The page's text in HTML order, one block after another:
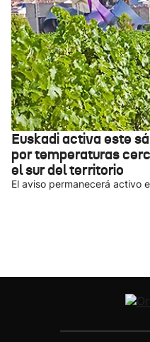
Euskadi activa este
por temperaturas
el sur del territorio
El aviso permanecerá activo